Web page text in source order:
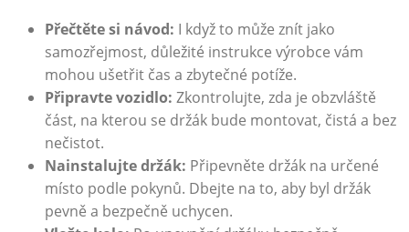
Přečtěte si návod: I když ⁢to může znít⁤ jako
samozřejmost, důležité instrukce výrobce vám
mohou⁢ ušetřit čas ​a zbytečné potíže.
Připravte vozidlo: Zkontrolujte, ‍zda je⁤ obzvláště​
část, na kterou se držák bude montovat, ​čistá a bez
nečistot.
Nainstalujte‍ držák: Připevněte držák⁢ na ​určené
místo podle⁣ pokynů. Dbejte na⁤ to, aby byl držák
pevně a bezpečně uchycen.